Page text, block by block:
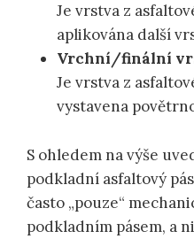
Je vrstva z
aplikována další
Vrchní/finální
Je vrstva z
vystavena
S ohledem na výše
podkladní asfaltový
často „pouze“
podkladním pásem, a